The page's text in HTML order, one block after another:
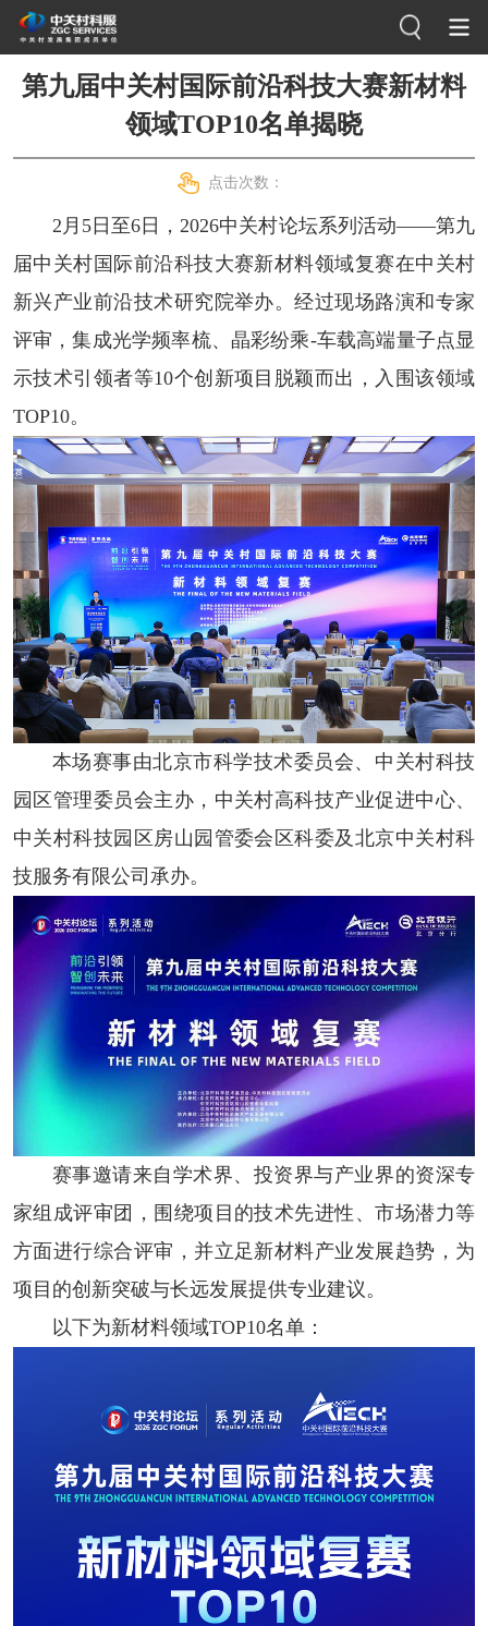
第九届中关村国际前沿科技大赛新材料
领域TOP10名单揭晓
点击次数：
2月5日至6日，2026中关村论坛系列活动——第九
届中关村国际前沿科技大赛新材料领域复赛在中关村
新兴产业前沿技术研究院举办。经过现场路演和专家
评审，集成光学频率梳、晶彩纷乘-车载高端量子点显
示技术引领者等10个创新项目脱颖而出，入围该领域
TOP10。
本场赛事由北京市科学技术委员会、中关村科技
园区管理委员会主办，中关村高科技产业促进中心、
中关村科技园区房山园管委会区科委及北京中关村科
技服务有限公司承办。
赛事邀请来自学术界、投资界与产业界的资深专
家组成评审团，围绕项目的技术先进性、市场潜力等
方面进行综合评审，并立足新材料产业发展趋势，为
项目的创新突破与长远发展提供专业建议。
以下为新材料领域TOP10名单：